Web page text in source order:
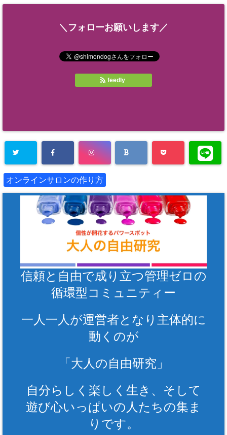
＼フォローお願いします／
feedly
オンラインサロンの作り方
信頼と自由で成り立つ管理ゼロの
循環型コミュニティー
一人一人が運営者となり主体的に
動くのが
「大人の自由研究」
自分らしく楽しく生き、そして
遊び心いっぱいの人たちの集ま
りです。